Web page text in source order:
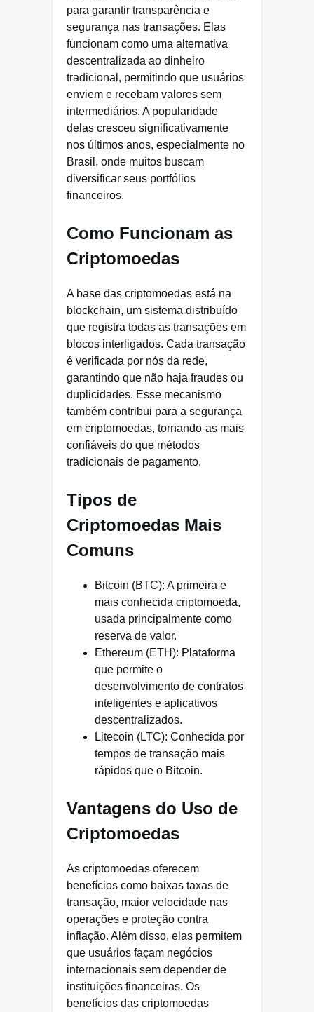
para garantir transparência e
segurança nas transações. Elas
funcionam como uma alternativa
descentralizada ao dinheiro
tradicional, permitindo que usuários
enviem e recebam valores sem
intermediários. A popularidade
delas cresceu significativamente
nos últimos anos, especialmente no
Brasil, onde muitos buscam
diversificar seus portfólios
financeiros.
Como Funcionam as
Criptomoedas
A base das criptomoedas está na
blockchain, um sistema distribuído
que registra todas as transações em
blocos interligados. Cada transação
é verificada por nós da rede,
garantindo que não haja fraudes ou
duplicidades. Esse mecanismo
também contribui para a segurança
em criptomoedas, tornando-as mais
confiáveis do que métodos
tradicionais de pagamento.
Tipos de
Criptomoedas Mais
Comuns
Bitcoin (BTC): A primeira e
mais conhecida criptomoeda,
usada principalmente como
reserva de valor.
Ethereum (ETH): Plataforma
que permite o
desenvolvimento de contratos
inteligentes e aplicativos
descentralizados.
Litecoin (LTC): Conhecida por
tempos de transação mais
rápidos que o Bitcoin.
Vantagens do Uso de
Criptomoedas
As criptomoedas oferecem
benefícios como baixas taxas de
transação, maior velocidade nas
operações e proteção contra
inflação. Além disso, elas permitem
que usuários façam negócios
internacionais sem depender de
instituições financeiras. Os
benefícios das criptomoedas